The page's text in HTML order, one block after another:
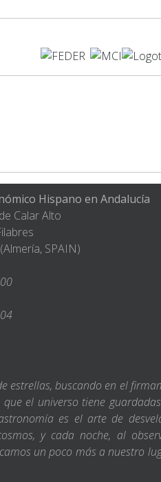
Hispano en Andalucía
Calar Alto
SPAIN)
estrellas, buscando en el
que el universo tiene
es el arte de
y cada noche, al
un poco más a nuestro